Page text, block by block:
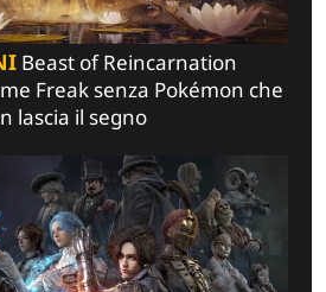
Beast of Reincarnation
Freak senza Pokémon che
lascia il segno